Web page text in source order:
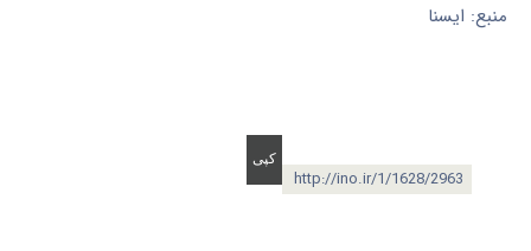
منبع: ایسنا
http://ino.ir/1/1628/2963